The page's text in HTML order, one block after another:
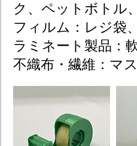
ク、ペットボトル
フィルム：レジ袋
ラミネート製品：
不織布・繊維：マ